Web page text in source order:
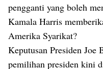
pengganti yang boleh
Kamala Harris
Amerika Syarikat?
Keputusan Presiden
pemilihan presiden kini